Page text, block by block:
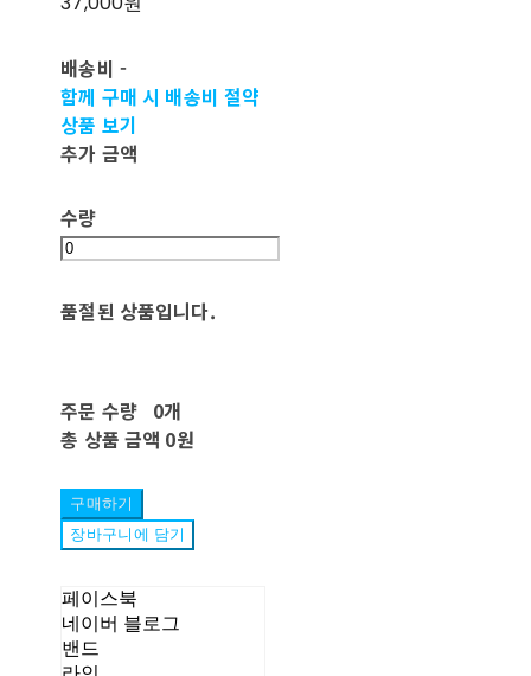
배송비 -
함께 구매 시 배송비 절약
상품 보기
추가 금액
수량
품절된 상품입니다.
주문 수량 0개
총 상품 금액 0원
구매하기
장바구니에 담기
페이스북
네이버 블로그
밴드